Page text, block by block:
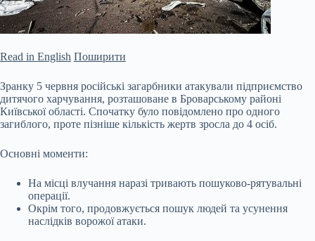
Read in English Поширити
Зранку 5 червня російські загарбники атакували підприємство
дитячого харчування, розташоване в Броварському районі
Київської області. Спочатку було повідомлено про одного
загиблого, проте пізніше кількість жертв зросла до 4 осіб.
Основні моменти:
На місці влучання наразі тривають пошуково-рятувальні
операції.
Окрім того, продовжується пошук людей та усунення
наслідків ворожої атаки.